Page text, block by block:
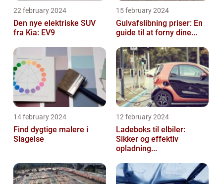
22 february 2024
Den nye elektriske SUV
fra Kia: EV9
15 february 2024
Gulvafslibning priser: En
guide til at forny dine...
14 february 2024
Find dygtige malere i
Slagelse
12 february 2024
Ladeboks til elbiler:
Sikker og effektiv
opladning...